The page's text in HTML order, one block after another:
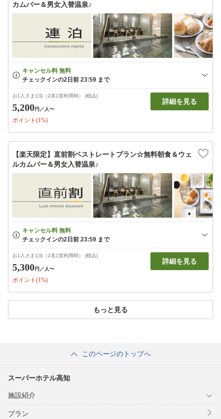
カムバー＆男女入替温泉♪
お1人さま1泊（2名1室利用時） (税込)
5,200円 ／人〜
ポイント(1%)
詳細を見る
【楽天限定】直前割ベストレートプラン☆無料朝食＆ウェ
ルカムバー＆男女入替温泉♪
お1人さま1泊（2名1室利用時） (税込)
5,300円 ／人〜
ポイント(1%)
詳細を見る
もっと見る
このページのトップへ
スーパーホテル高知
施設紹介
プラン